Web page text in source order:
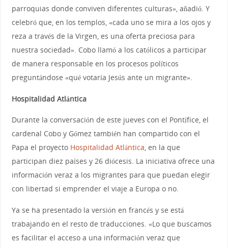
parroquias donde conviven diferentes culturas», añadió. Y
celebró que, en los templos, «cada uno se mira a los ojos y
reza a través de la Virgen, es una oferta preciosa para
nuestra sociedad». Cobo llamó a los católicos a participar
de manera responsable en los procesos políticos
preguntándose «qué votaría Jesús ante un migrante».
Hospitalidad Atlántica
Durante la conversación de este jueves con el Pontífice, el
cardenal Cobo y Gómez también han compartido con el
Papa el proyecto Hospitalidad Atlántica, en la que
participan diez países y 26 diócesis. La iniciativa ofrece una
información veraz a los migrantes para que puedan elegir
con libertad si emprender el viaje a Europa o no.
Ya se ha presentado la versión en francés y se está
trabajando en el resto de traducciones. «Lo que buscamos
es facilitar el acceso a una información veraz que